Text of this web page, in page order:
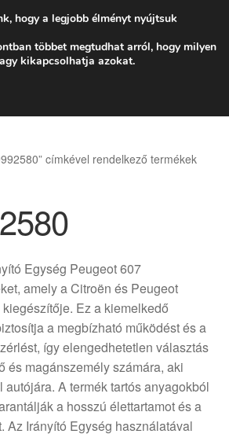
2618 Ft-tól
9:00–16:0006 80 088 054
címkével rendelkező termékek
Egység Peugeot 607
amely a Citroën és Peugeot
Ez a kiemelkedő
a megbízható működést és a
így elengedhetetlen választás
és magánszemély számára, aki
A termék tartós anyagokból
a hosszú élettartamot és a
Az Irányító Egység használatával
hogy a legjobb élményt nyújtsuk
többet megtudhat arról, hogy milyen
kikapcsolhatja azokat.